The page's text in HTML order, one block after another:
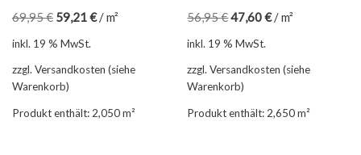
69,95€ 59,21€/m²
inkl. 19 % MwSt.
zzgl. Versandkosten (siehe
Warenkorb)
Produkt enthält: 2,050m²
56,95€47,60€/m²
inkl. 19 % MwSt.
zzgl. Versandkosten (siehe
Warenkorb)
Produkt enthält: 2,650m²